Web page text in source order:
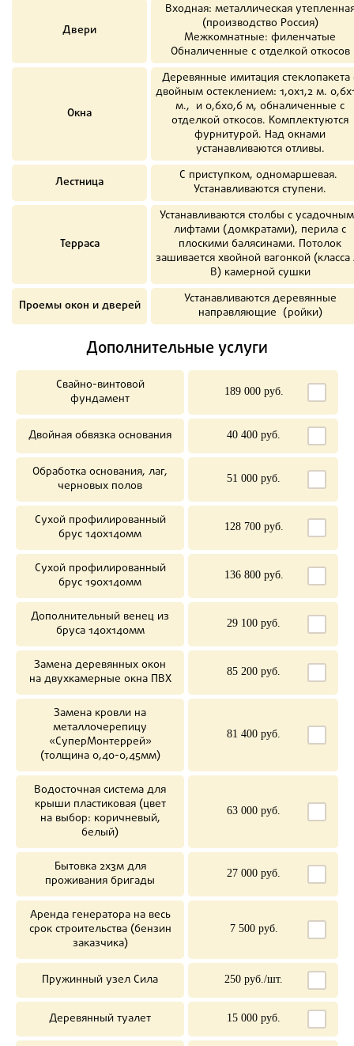
Двери
Входная: металлическая
(производство Россия)
Межкомнатные: филенчатые
Обналиченные с отделкой откосов
Окна
Деревянные имитация стеклопакета
двойным остеклением: 1,0х1,2 м.
м., и 0,6х0,6 м, обналиченные с
отделкой откосов. Комплектуются
фурнитурой. Над окнами
устанавливаются отливы.
Лестница
С приступком, одномаршевая.
Устанавливаются ступени.
Терраса
Устанавливаются столбы с
лифтами (домкратами), перила с
плоскими балясинами. Потолок
зашивается хвойной вагонкой
В) камерной сушки
Проемы окон и дверей
Устанавливаются деревянные
направляющие (ройки)
Дополнительные услуги
Свайно-винтовой
фундамент
189 000 руб.
Двойная обвязка основания 40 400 руб.
Обработка основания, лаг,
черновых полов
51 000 руб.
Сухой профилированный
брус 140х140мм
128 700 руб.
Сухой профилированный
брус 190х140мм
136 800 руб.
Дополнительный венец из
бруса 140х140мм
29 100 руб.
Замена деревянных окон
на двухкамерные окна ПВХ
85 200 руб.
Замена кровли на
металлочерепицу
«СуперМонтеррей»
(толщина 0,40-0,45мм)
81 400 руб.
Водосточная система для
крыши пластиковая (цвет
на выбор: коричневый,
белый)
63 000 руб.
Бытовка 2х3м для
проживания бригады
27 000 руб.
Аренда генератора на весь
срок строительства (бензин
заказчика)
7 500 руб.
Пружинный узел Сила 250 руб./шт.
Деревянный туалет 15 000 руб.